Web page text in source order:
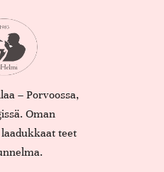
– Porvoossa,
Oman
teet